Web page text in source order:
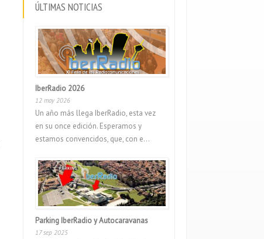
ÚLTIMAS NOTICIAS
IberRadio 2026
12 may 2026
Un año más llega IberRadio, esta vez
en su once edición. Esperamos y
estamos convencidos, que, con e...
Parking IberRadio y Autocaravanas
17 sep 2025